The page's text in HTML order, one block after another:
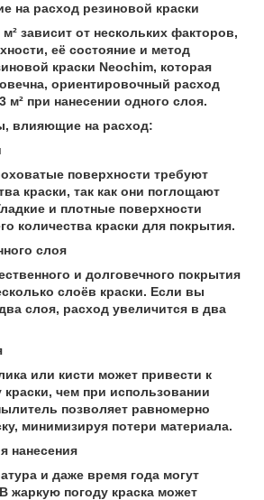
на расход резиновой краски
зависит от нескольких факторов,
её состояние и метод
краски Neochim, которая
ориентировочный расход
м² при нанесении одного слоя.
влияющие на расход:
поверхности требуют
краски, так как они поглощают
и плотные поверхности
количества краски для покрытия.
слоя
и долговечного покрытия
слоёв краски. Если вы
слоя, расход увеличится в два
или кисти может привести к
чем при использовании
позволяет равномерно
минимизируя потери материала.
нанесения
и даже время года могут
жаркую погоду краска может